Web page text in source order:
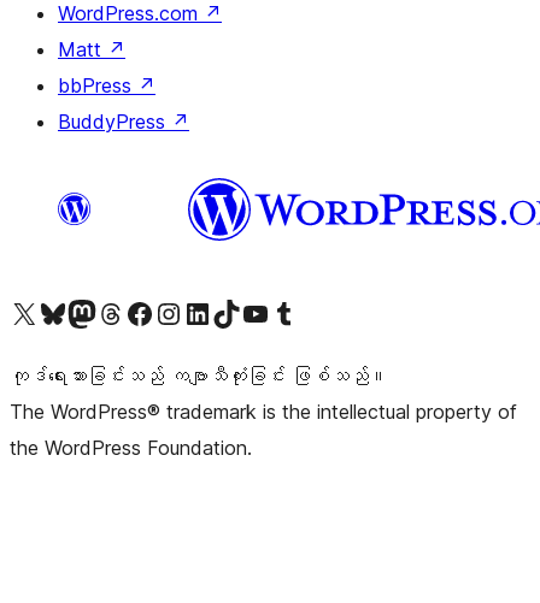
WordPress.com ↗
Matt ↗
bbPress ↗
BuddyPress ↗
ကျွန်ုပ်တို့၏ X (ယခင် Twitter) အကောင့်သို့ သွားရောက်ကြည့်ရှုပါကျွန်ုပ်တို့၏ Bluesky အကောင့်သို့ ဝင်ရောက်ကြည့်ရှုရန်
ကျွန်ုပ်တို့၏ Mastodon အကောင့်သို့ သွားရောက်ကြည့်ရှုပါကျွန်ုပ်တို့၏ Threads အကောင့်သို့ ဝင်ရောက်ကြည့်ရှုရန်
ကျွန်ုပ်တို့၏ Facebook စာမျက်နှာသို့ သွားရောက်ကြည့်ရှုပါကျွန်ုပ်တို့၏ Instagram အကောင့်သို့ သွားရောက်ကြည့်ရှုပါ ကျွန်ုပ်တို့၏ LinkedIn အကောင့်သို့ သွားရောက်ကြည့်ရှုပါကျွန်ုပ်တို့၏ TikTok အကောင့်သို့ ဝင်ရောက်ကြည့်ရှုရန်
ကျွန်ုပ်တို့၏ YouTube ချန်နယ်သို့ သွားရောက်ကြည့်ရှုပါ ကျွန်ုပ်တို့၏ Tumblr အကောင့်သို့ ဝင်ရောက်ကြည့်ရှုရန်
ကုဒ်ရေးသားခြင်းသည် ကဗျာသီကုံးခြင်း ဖြစ်သည်။
The WordPress® trademark is the intellectual property of
the WordPress Foundation.